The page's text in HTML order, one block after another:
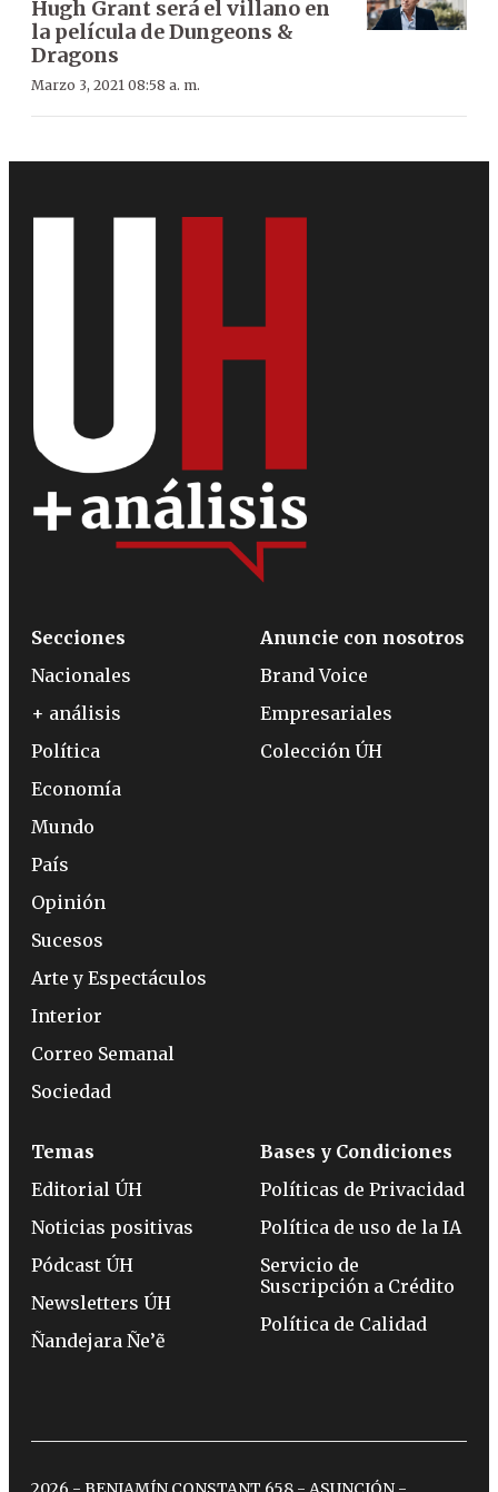
Hugh Grant será el villano en
la película de Dungeons &
Dragons
Marzo 3, 2021 08:58 a. m.
Secciones
Nacionales
+ análisis
Política
Economía
Mundo
País
Opinión
Sucesos
Arte y Espectáculos
Interior
Correo Semanal
Sociedad
Anuncie con nosotros
Brand Voice
Empresariales
Colección ÚH
Temas
Editorial ÚH
Noticias positivas
Pódcast ÚH
Newsletters ÚH
Ñandejara Ñe’ẽ
Bases y Condiciones
Políticas de Privacidad
Política de uso de la IA
Servicio de
Suscripción a Crédito
Política de Calidad